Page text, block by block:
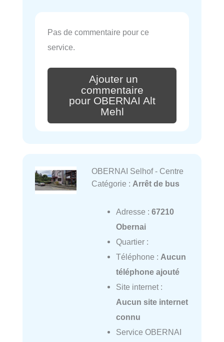
Pas de commentaire pour ce
service.
Ajouter un
commentaire
pour OBERNAI Alt
Mehl
OBERNAI Selhof - Centre
Catégorie : Arrêt de bus
Adresse : 67210
Obernai
Quartier :
Téléphone : Aucun
téléphone ajouté
Site internet :
Aucun site internet
connu
Service OBERNAI